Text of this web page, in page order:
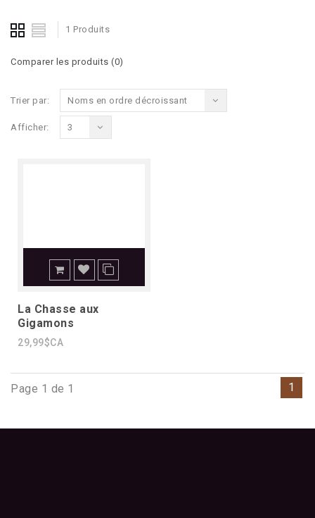
1 Produits
Comparer les produits (0)
Trier par: Noms en ordre décroissant
Afficher: 3
La Chasse aux
Gigamons
29,99$CA
Page 1 de 1 1